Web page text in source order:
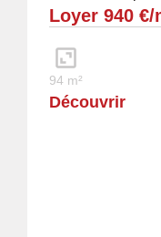
spacieuse pièce
Loyer 940 €/
94 m²
Découvrir